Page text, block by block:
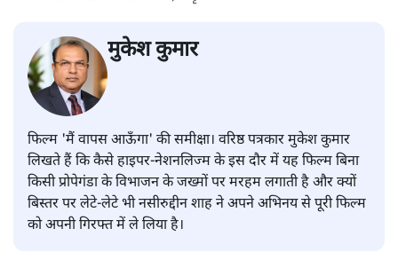
मुकेश कुमार
फिल्म 'मैं वापस आऊँगा' की समीक्षा। वरिष्ठ पत्रकार मुकेश कुमार
लिखते हैं कि कैसे हाइपर-नेशनलिज्म के इस दौर में यह फिल्म बिना
किसी प्रोपेगंडा के विभाजन के जख्मों पर मरहम लगाती है और क्यों
बिस्तर पर लेटे-लेटे भी नसीरुद्दीन शाह ने अपने अभिनय से पूरी फिल्म
को अपनी गिरफ्त में ले लिया है।